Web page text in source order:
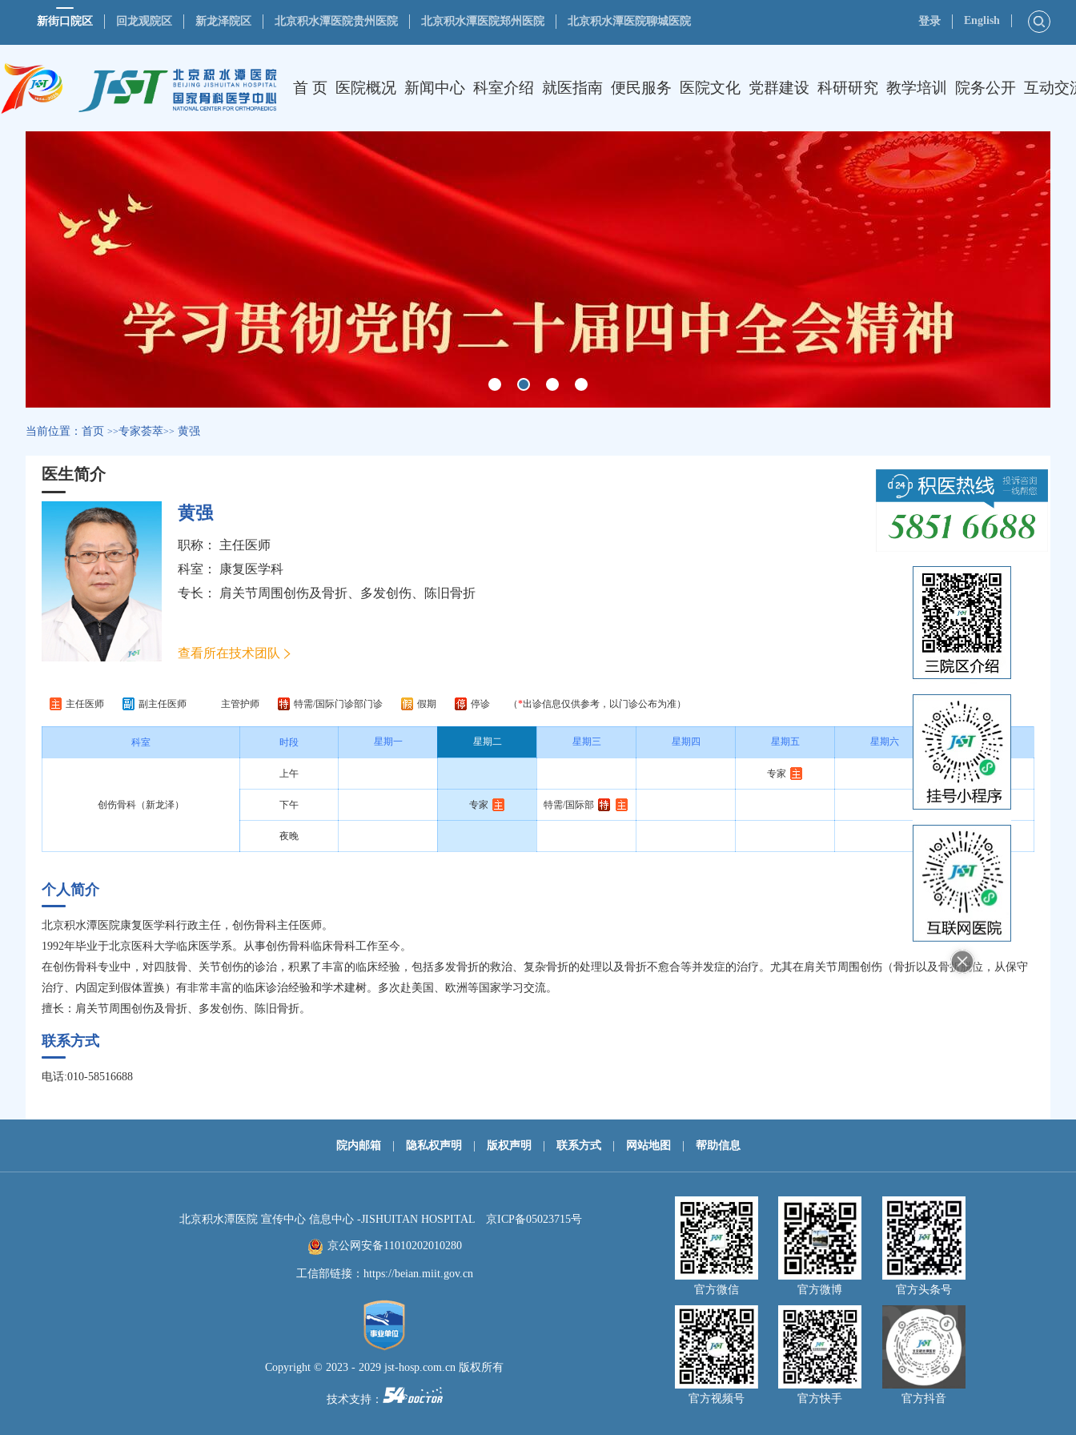
新街口院区 回龙观院区 新龙泽院区 北京积水潭医院贵州医院 北京积水潭医院郑州医院 北京积水潭医院聊城医院 登录 English
首 页 医院概况 新闻中心 科室介绍 就医指南 便民服务 医院文化 党群建设 科研研究 教学培训 院务公开 互动交
当前位置： 首页 >>专家荟萃>> 黄强
医生简介
黄强
职称： 主任医师
科室：
康复医学科
专长： 肩关节周围创伤及骨折、多发创伤、陈旧骨折
查看所在技术团队
主任医师 副主任医师 主管护师 特需/国际门诊部门诊 假期 停诊 （*出诊信息仅供参考，以门诊公布为准）
科室 时段 星期一 星期二 星期三 星期四 星期五 星期六 星期日
创伤骨科（新龙泽）
上午 专家
下午 专家 特需/国际部
夜晚
个人简介
北京积水潭医院康复医学科行政主任，创伤骨科主任医师。
1992年毕业于北京医科大学临床医学系。从事创伤骨科临床骨科工作至今。
在创伤骨科专业中，对四肢骨、关节创伤的诊治，积累了丰富的临床经验，包括多发骨折的救治、复杂骨折的处理以及骨折不愈合等并发症的治疗。尤其在肩关节周围创伤（骨折以及骨折脱位，从保守
治疗、内固定到假体置换）有非常丰富的临床诊治经验和学术建树。多次赴美国、欧洲等国家学习交流。
擅长：肩关节周围创伤及骨折、多发创伤、陈旧骨折。
联系方式
电话:010-58516688
院内邮箱 隐私权声明 版权声明 联系方式 网站地图 帮助信息
北京积水潭医院 宣传中心 信息中心 -JISHUITAN HOSPITAL 京ICP备05023715号
京公网安备11010202010280
工信部链接： https://beian.miit.gov.cn
Copyright © 2023 - 2029 jst-hosp.com.cn 版权所有
技术支持：
官方微信 官方微博 官方头条号
官方视频号 官方快手 官方抖音